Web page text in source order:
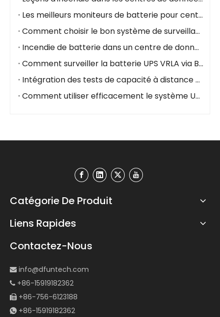
Les meilleurs moniteurs de batterie pour centre de données
Comment choisir le bon système de surveillance de batterie pour les centres de données (2026)
Incendie de batterie dans un centre de données : comment le prévenir grâce au système de surveillance de la batterie
Comment surveiller la batterie UPS VRLA via BMS
Intégration des tests de capacité à distance et des batteries au lithium intelligentes ----Innovation dans le mode de fonctionnement et de maintenance de l'alimentation de secours des sous-stations
Comment utiliser efficacement le système UPS ?
Catégorie De Produit
Liens Rapides
Contactez-Nous
 info@dfuntech.com
 +86-15919182362
 +86-756-6123188
 +86-15919182362